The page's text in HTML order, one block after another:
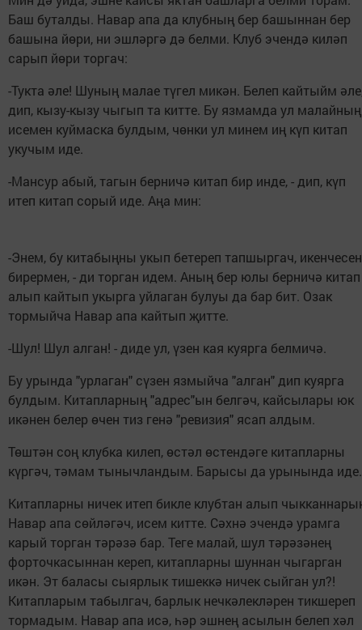
Баш буталды. Навар апа да клубның бер башыннан бер
башына йөри, ни эшләргә дә белми. Клуб эчендә киләп
сарып йөри торгач:
-Тукта әле! Шуның малае түгел микән. Белеп кайтыйм
дип, кызу-кызу чыгып та китте. Бу язмамда ул малайның
исемен куймаска булдым, чөнки ул минем иң күп китап
укучым иде.
-Мансур абый, тагын берничә китап бир инде, - дип, күп
итеп китап сорый иде. Аңа мин:
-Энем, бу китабыңны укып бетереп тапшыргач, икенчесен
бирермен, - ди торган идем. Аның бер юлы берничә китап
алып кайтып укырга уйлаган булуы да бар бит. Озак
тормыйча Навар апа кайтып җитте.
-Шул! Шул алган! - диде ул, үзен кая куярга белмичә.
Бу урында "урлаган" сүзен язмыйча "алган" дип куярга
булдым. Китапларның "адрес"ын белгәч, кайсылары юк
икәнен белер өчен тиз генә "ревизия" ясап алдым.
Төштән соң клубка килеп, өстәл өстендәге китапларны
күргәч, тәмам тынычландым. Барысы да урынында иде.
Китапларны ничек итеп бикле клубтан алып
Навар апа сөйләгәч, исем китте. Сәхнә эчендә урамга
карый торган тәрәзә бар. Теге малай, шул тәрәзәнең
форточкасыннан кереп, китапларны шуннан чыгарган
икән. Эт баласы сыярлык тишеккә ничек сыйган ул?!
Китапларым табылгач, барлык нечкәлекләрен тикшереп
тормадым. Навар апа исә, һәр эшнең асылын белеп хәл